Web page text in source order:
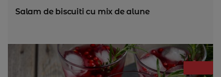
Salam de biscuiti cu mix de alune